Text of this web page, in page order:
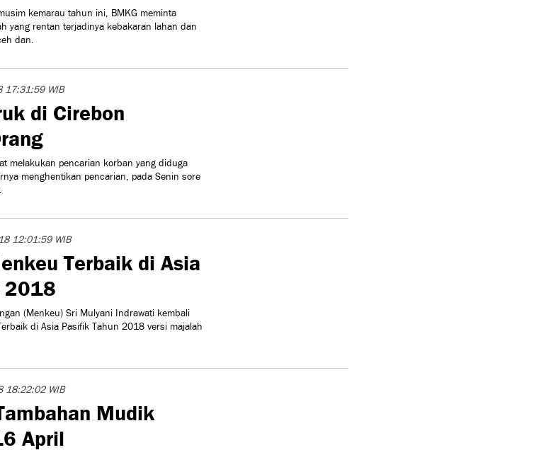
kemarau tahun ini, BMKG meminta
yang rentan terjadinya kebakaran lahan dan
dan.
WIB
di Cirebon
melakukan pencarian korban yang diduga
menghentikan pencarian, pada Senin sore
12:01:59 WIB
Terbaik di Asia
2018
(Menkeu) Sri Mulyani Indrawati kembali
di Asia Pasifik Tahun 2018 versi majalah
18:22:02 WIB
Mudik
April